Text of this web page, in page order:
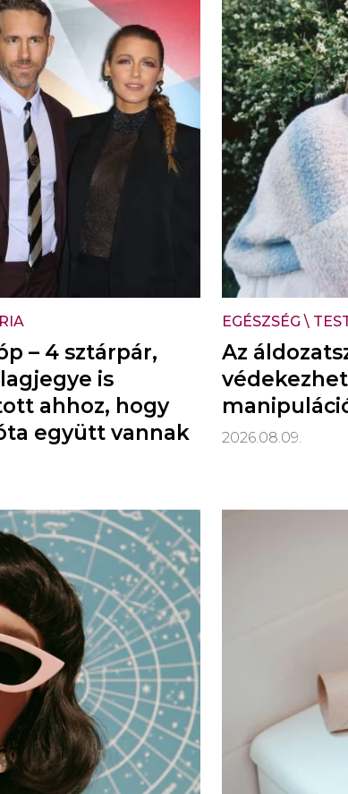
– 4 sztárpár,
is
ahhoz, hogy
együtt vannak
EGÉSZSÉG \
Az
2026.08.09.